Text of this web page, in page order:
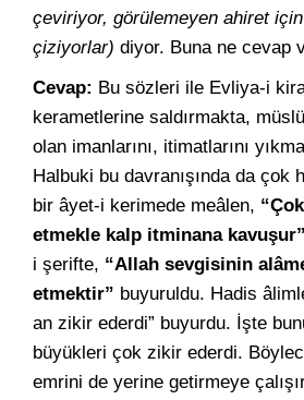
çeviriyor, görülemeyen ahiret
çiziyorlar) diyor. Buna ne cevap
Cevap: Bu sözleri ile Evliya-i
kerametlerine saldırmakta,
olan imanlarını, itimatlarını
Halbuki bu davranışında da çok
bir âyet-i kerimede meâlen,
etmekle kalp itminana kavuşur”
i şerifte, “Allah sevgisinin
etmektir” buyuruldu. Hadis
an zikir ederdi” buyurdu. İşte
büyükleri çok zikir ederdi.
emrini de yerine getirmeye